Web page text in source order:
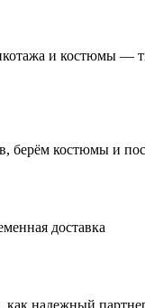
и костюмы —
берём костюмы и
доставка
как надежный